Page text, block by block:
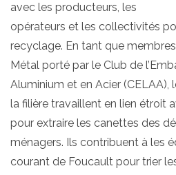
avec les producteurs, les
opérateurs et les collectivités
recyclage. En tant que
Métal porté par le Club de
Aluminium et en Acier (CELAA),
la filière travaillent en lien étroit
pour extraire les canettes des
ménagers. Ils contribuent à les
courant de Foucault pour trier